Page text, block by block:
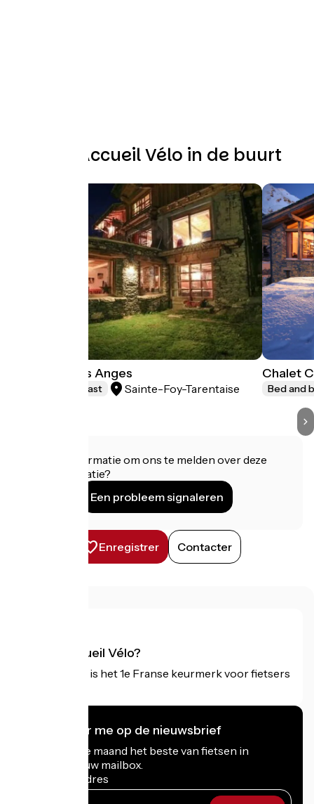
Andere Accueil Vélo in de buurt
Le Chalet des Anges
Bed and breakfast Sainte-Foy-Tarentaise
Chalet
Bed and
Heeft u informatie om ons te melden over deze
accommodatie?
Een probleem signaleren
Enregistrer Contacter
Wat is Accueil Vélo?
Accueil Vélo is het 1e Franse keurmerk voor fietsers
Ik abonneer me op de nieuwsbrief
Ontvang elke maand het beste van fietsen in
Frankrijk in uw mailbox.
Mijn e-mailadres